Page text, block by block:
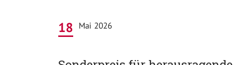
18 Mai 2026